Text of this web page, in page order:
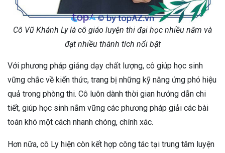
Cô Vũ Khánh Ly là cô giáo luyện thi đại học nhiều năm và
đạt nhiều thành tích nổi bật
Với phương pháp giảng dạy chất lượng, cô giúp học sinh
vững chắc về kiến thức, trang bị những kỹ năng ứng phó hiệu
quả trong phòng thi. Cô luôn dành thời gian hướng dẫn chi
tiết, giúp học sinh nắm vững các phương pháp giải các bài
toán khó một cách nhanh chóng, chính xác.
Hơn nữa, cô Ly hiện còn kết hợp công tác tại trung tâm luyện